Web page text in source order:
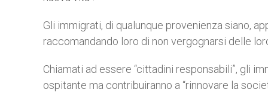
Gli immigrati, di qualunque provenienza siano,
raccomandando loro di non vergognarsi delle
Chiamati ad essere “cittadini responsabili”, gli
ospitante ma contribuiranno a “rinnovare la